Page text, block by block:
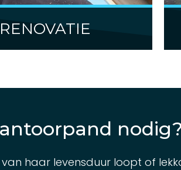
nodig?
haar levensduur loopt of